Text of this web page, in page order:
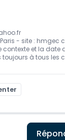
- site : hmgec
contexte et la date
à tous les